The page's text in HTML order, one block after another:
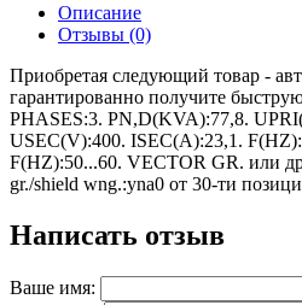
Описание
Отзывы (0)
Приобретая следующий товар -
гарантированно получите
PHASES:3. PN,D(KVA):77,8.
USEC(V):400. ISEC(A):23,1.
F(HZ):50...60. VECTOR GR. или
gr./shield wng.:yna0 от 30-ти
Написать отзыв
Ваше имя: